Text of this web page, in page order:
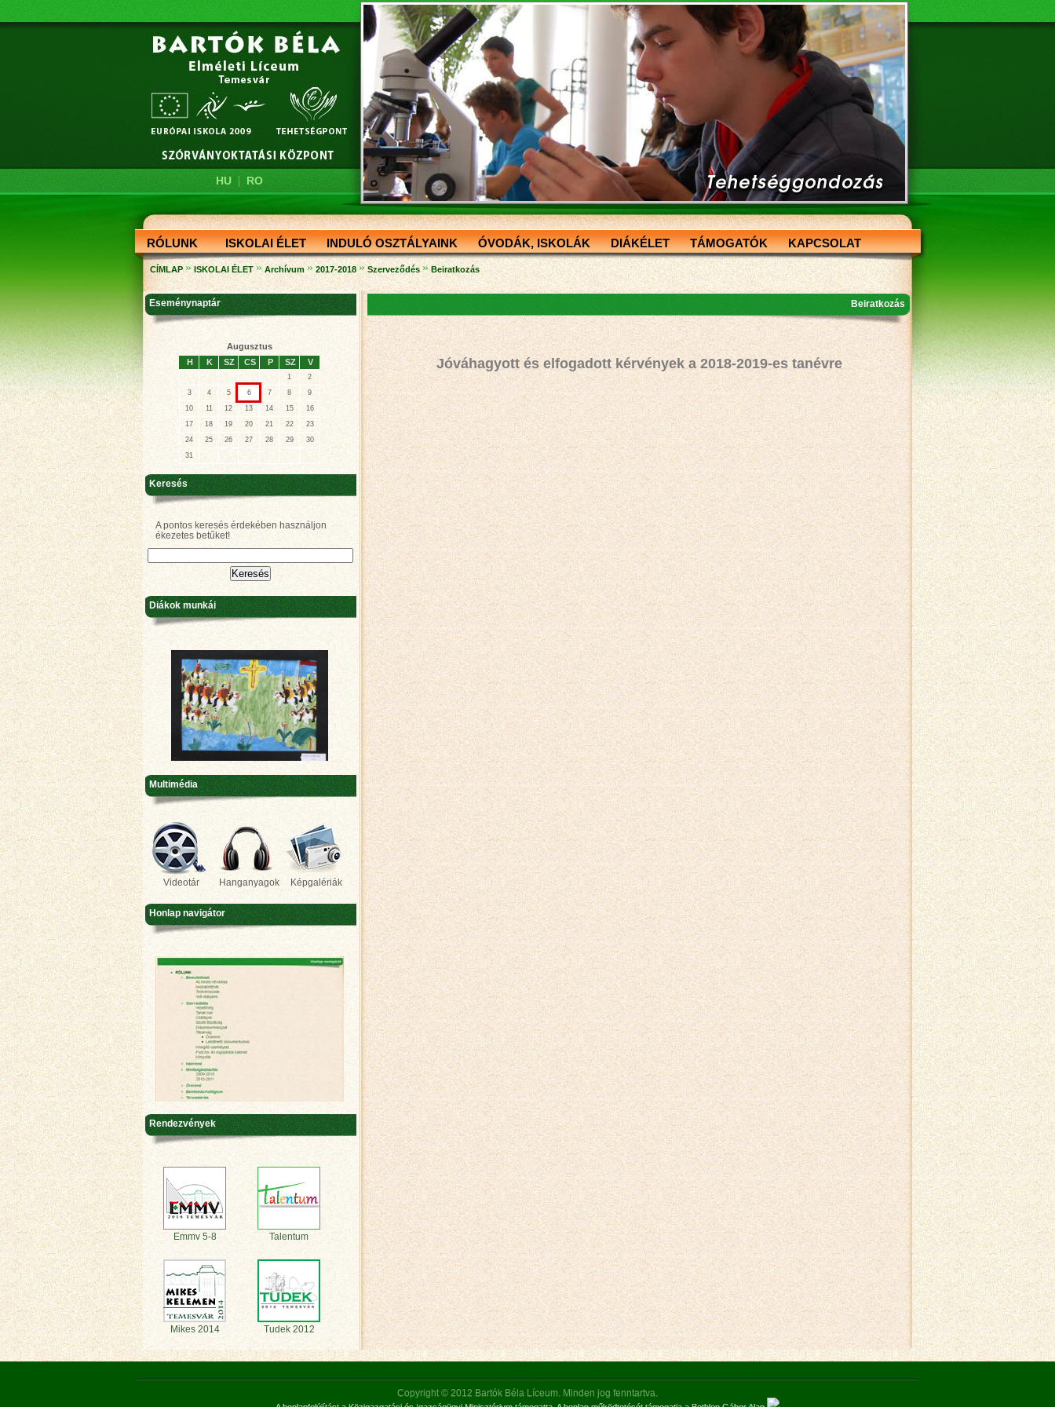
HU| RO
RÓLUNK ISKOLAI ÉLET INDULÓ OSZTÁLYAINK ÓVODÁK, ISKOLÁK DIÁKÉLET TÁMOGATÓK KAPCSOLAT
CÍMLAP » ISKOLAI ÉLET » Archívum » 2017-2018 » Szerveződés » Beiratkozás
Beiratkozás
Jóváhagyott és elfogadott kérvények a 2018-2019-es tanévre
Eseménynaptár
Augusztus
H
K SZ CS P SZ V
1
2
3
4 5 6 7 8
9
10
11 12 13 14 15
16
17
18 19 20 21 22
23
24
25 26 27 28 29
30
31
Keresés
A pontos keresés érdekében használjon
ékezetes betűket!
Diákok munkái
Multimédia
Videotár Hanganyagok Képgalériák
Honlap navigátor
Rendezvények
Emmv 5-8 Talentum
Mikes 2014 Tudek 2012
Copyright © 2012 Bartók Béla Líceum. Minden jog fenntartva.